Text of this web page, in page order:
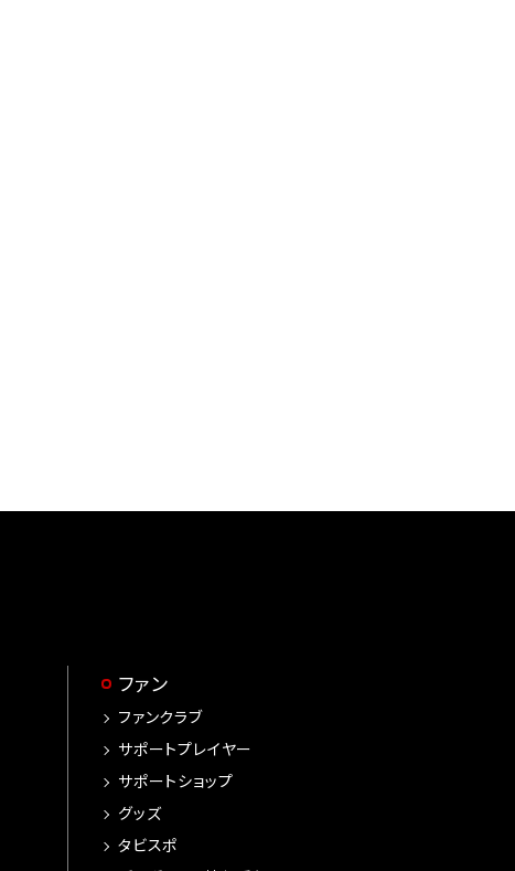
ファン
ファンクラブ
サポートプレイヤー
サポートショップ
グッズ
タビスポ